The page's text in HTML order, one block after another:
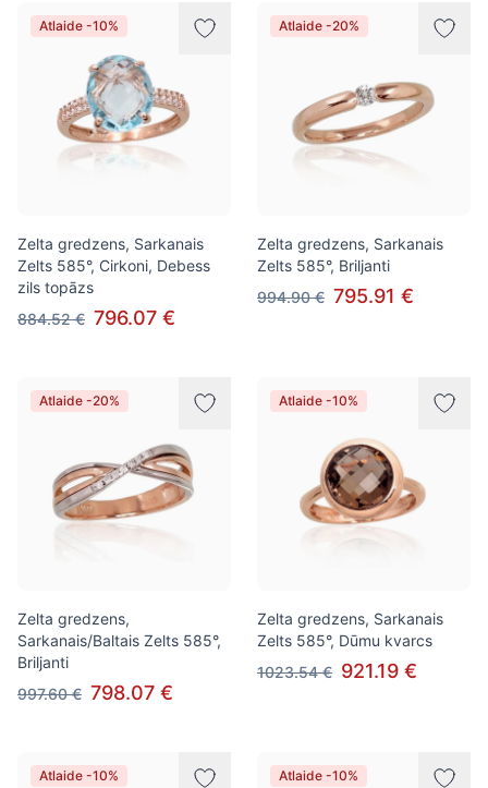
Atlaide -10%
Zelta gredzens, Sarkanais
Zelts 585°, Cirkoni, Debess
zils topāzs
884.52 € 796.07 €
Atlaide -20%
Zelta gredzens, Sarkanais
Zelts 585°, Briljanti
994.90 € 795.91 €
Atlaide -20%
Zelta gredzens,
Sarkanais/Baltais Zelts 585°,
Briljanti
997.60 € 798.07 €
Atlaide -10%
Zelta gredzens, Sarkanais
Zelts 585°, Dūmu kvarcs
1023.54 € 921.19 €
Atlaide -10% Atlaide -10%